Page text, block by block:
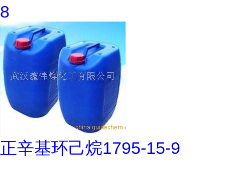
8
正辛基环己烷1795-15-9